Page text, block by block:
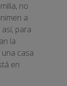
no
a
para
la
una casa
en